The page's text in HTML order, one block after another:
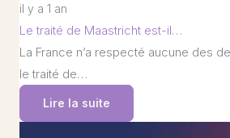
il y a 1 an
Le traité de Maastricht est-il…
La France n’a respecté aucune des
le traité de…
Lire la suite